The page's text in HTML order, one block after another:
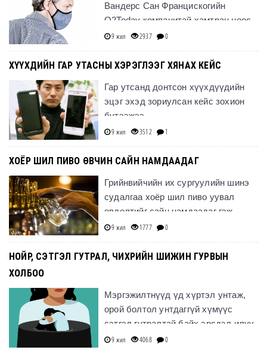
Вандерс Сан Францискогийн
O2Today компанитай хамтран ноос
ашиглан агаарын бохирдлоос
хамгаалах маск бүтээжээ.
9 жил 2937 0
ХҮҮХДИЙН ГАР УТАСНЫ ХЭРЭГЛЭЭГ ХЯНАХ КЕЙС
Гар утсанд донтсон хүүхдүүдийн
эцэг эхэд зориулсан кейс зохион
бүтээжээ.
9 жил
3512 1
ХОЁР ШИЛ ПИВО ӨВЧИН САЙН НАМДААДАГ
Грийнвийчийн их сургуулийн шинэ
судалгаа хоёр шил пиво уувал
өвдөлтийг сайн намдаадаг гэж
дүгнэжээ.
9 жил 1777 0
НОЙР, СЭТГЭЛ ГУТРАЛ, ЧИХРИЙН ШИЖИН ГУРВЫН
ХОЛБОО
Мэргэжилтнүүд үд хүртэл унтаж,
орой болтол унтдаггүй хүмүүс
сэтгэл гутралтай байх эрсдэл илүү
өндөр байдгийг тогтоогоод байгаа.
9 жил 4068 0